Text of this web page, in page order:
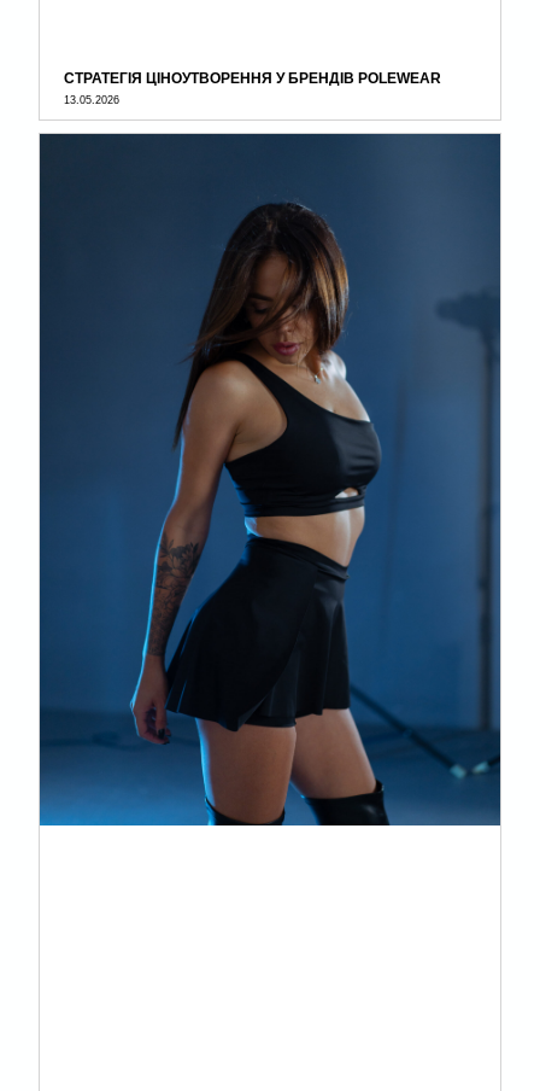
СТРАТЕГІЯ ЦІНОУТВОРЕННЯ У БРЕНДІВ POLEWEAR
13.05.2026